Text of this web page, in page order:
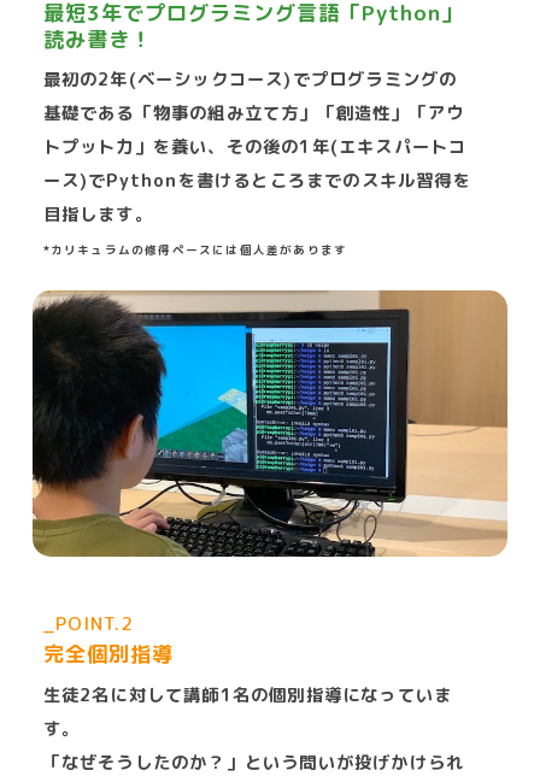
最短3年でプログラミング言語「Python」
読み書き！
最初の2年(ベーシックコース)でプログラミングの
基礎である「物事の組み立て方」「創造性」「アウ
トプット力」を養い、その後の1年(エキスパートコ
ース)でPythonを書けるところまでのスキル習得を
目指します。
*カリキュラムの修得ペースには個人差があります
_POINT.2
完全個別指導
生徒2名に対して講師1名の個別指導になっていま
す。
「なぜそうしたのか？」という問いが投げかけられ